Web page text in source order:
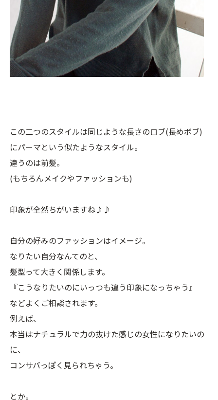
この二つのスタイルは同じような長さのロブ(長めボブ)
にパーマという似たようなスタイル。
違うのは前髪。
(もちろんメイクやファッションも)
印象が全然ちがいますね♪♪
自分の好みのファッションはイメージ。
なりたい自分なんてのと、
髪型って大きく関係します。
『こうなりたいのにいっつも違う印象になっちゃう』
などよくご相談されます。
例えば、
本当はナチュラルで力の抜けた感じの女性になりたいの
に、
コンサバっぽく見られちゃう。
とか。